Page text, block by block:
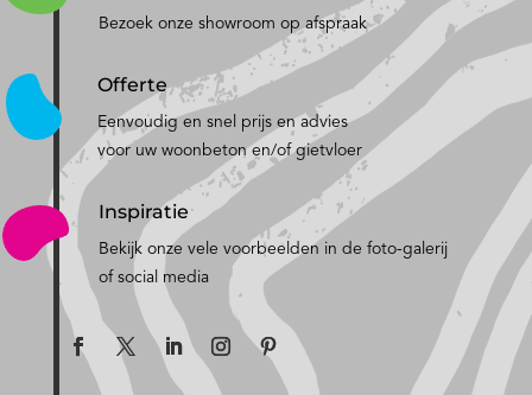
Bezoek onze showroom op afspraak
Offerte
Eenvoudig en snel prijs en advies
voor uw woonbeton en/of gietvloer
Inspiratie
Bekijk onze vele voorbeelden in de foto-galerij
of social media